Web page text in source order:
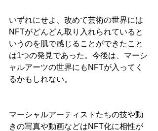
いずれにせよ、改めて芸術の世界には
NFTがどんどん取り入れられていると
いうのを肌で感じることができたこと
は1つの発見であった。今後は、マーシ
ャルアーツの世界にもNFTが入ってく
るかもしれない。
マーシャルアーティストたちの技や動
きの写真や動画などはNFT化に相性が